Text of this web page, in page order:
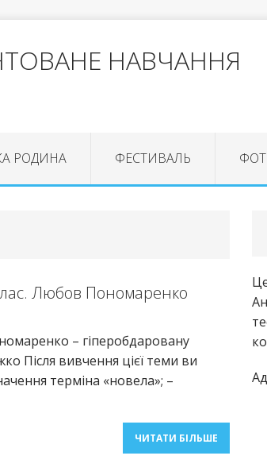
НАВЧАННЯ
РОДИНА ФЕСТИВАЛЬ
Любов Пономаренко
– гіперобдаровану
Після вивчення цієї теми ви
терміна «новела»; –
ЧИТАТИ БІЛЬШЕ